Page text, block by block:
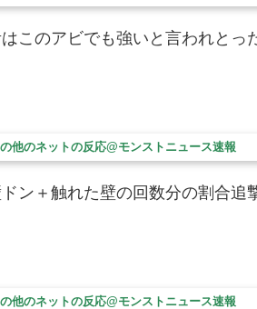
このアビでも強いと言われとっ
他のネットの反応@モンストニュース速報
ン＋触れた壁の回数分の割合追
他のネットの反応@モンストニュース速報